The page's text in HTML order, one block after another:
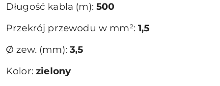
Długość kabla (m):500
Przekrój przewodu w mm²: 1,5
Ø zew. (mm):3,5
Kolor:zielony